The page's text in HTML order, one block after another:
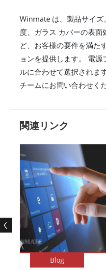
Winmate は、製品サイズ
度、ガラス カバーの表
ど、お客様の要件を満た
ョンを提供します。 電
ルに合わせて選択されま
チームにお問い合わせく
関連リンク
Blog